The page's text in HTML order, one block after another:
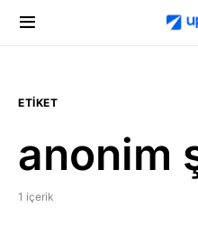
ETIKET
anonim
1 içerik